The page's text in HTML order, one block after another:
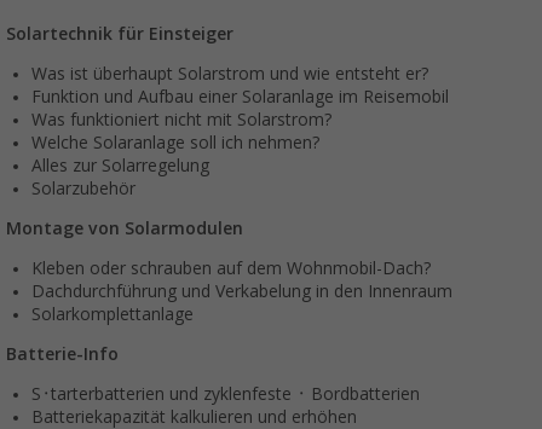
Solartechnik für Einsteiger
Was ist überhaupt Solarstrom und wie entsteht er?
Funktion und Aufbau einer Solaranlage im Reisemobil
Was funktioniert nicht mit Solarstrom?
Welche Solaranlage soll ich nehmen?
Alles zur Solarregelung
Solarzubehör
Montage von Solarmodulen
Kleben oder schrauben auf dem Wohnmobil-Dach?
Dachdurchführung und Verkabelung in den Innenraum
Solarkomplettanlage
Batterie-Info
S᛫tarterbatterien und zyklenfeste ᛫ Bordbatterien
Batteriekapazität kalkulieren und erhöhen